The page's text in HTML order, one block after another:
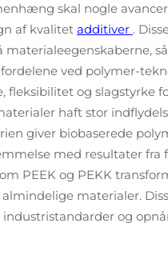
skal nogle
af kvalitet additiver .
materialeegenskaberne,
ved polymer-
fleksibilitet og slagstyrke
haft stor
giver biobaserede
med resultater
PEEK og PEKK
materialer.
og